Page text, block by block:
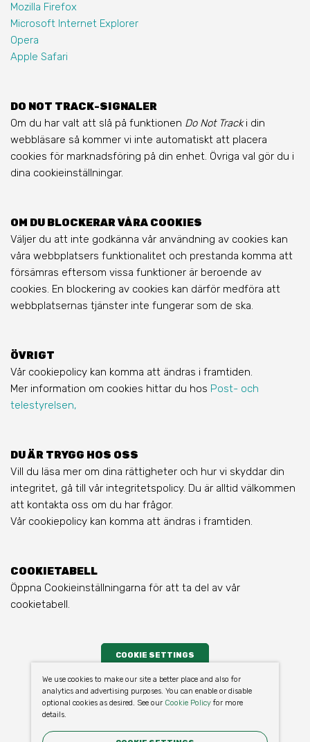
Mozilla Firefox
Microsoft Internet Explorer
Opera
Apple Safari
DO NOT TRACK-SIGNALER
Om du har valt att slå på funktionen Do Not Tracki din
webbläsare så kommer vi inte automatiskt att placera
cookies för marknadsföring på din enhet. Övriga val gör du i
dina cookieinställningar.
OM DU BLOCKERAR VÅRA COOKIES
Väljer du att inte godkänna vår användning av cookies kan
våra webbplatsers funktionalitet och prestanda komma att
försämras eftersom vissa funktioner är beroende av
cookies. En blockering av cookies kan därför medföra att
webbplatsernas tjänster inte fungerar som de ska.
ÖVRIGT
Vår cookiepolicy kan komma att ändras i framtiden.
Mer information om cookies hittar du hos Post- och
telestyrelsen,
DU ÄR TRYGG HOS OSS
Vill du läsa mer om dina rättigheter och hur vi skyddar din
integritet, gå till vår integritetspolicy. Du är alltid välkommen
att kontakta oss om du har frågor.
Vår cookiepolicy kan komma att ändras i framtiden.
COOKIETABELL
Öppna Cookieinställningarna för att ta del av vår
cookietabell.
COOKIE SETTINGS
We use cookies to make our site a better place and also for
analytics and advertising purposes. You can enable or disable
optional cookies as desired. See our Cookie Policyfor more
details.